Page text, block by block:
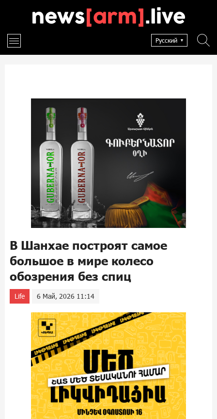
Русский
В Шанхае построят самое
большое в мире колесо
обозрения без спиц
Life 6 Май, 2026 11:14